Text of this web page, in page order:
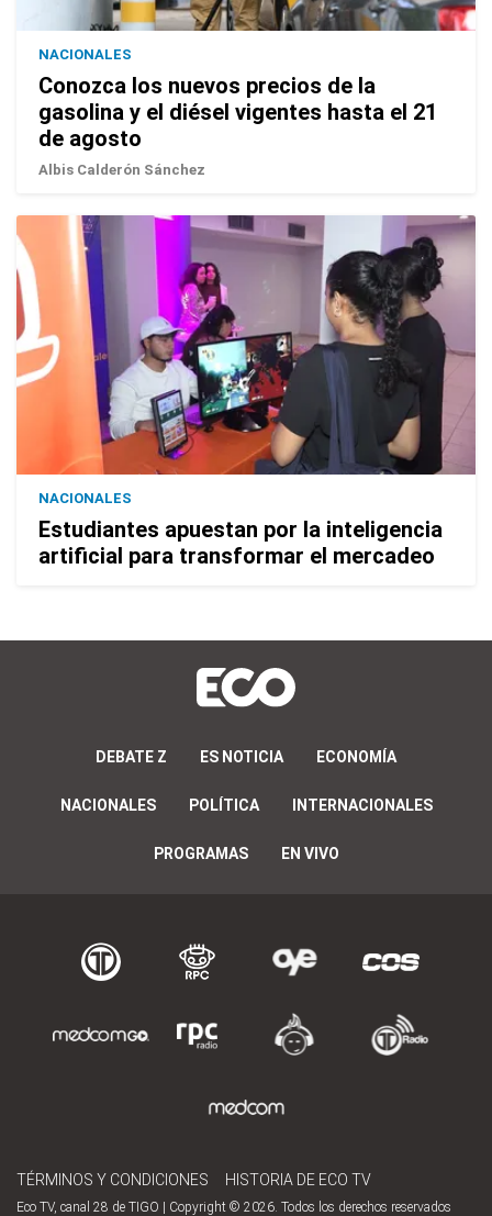
NACIONALES
Conozca los nuevos precios de la
gasolina y el diésel vigentes hasta el 21
de agosto
Albis Calderón Sánchez
NACIONALES
Estudiantes apuestan por la inteligencia
artificial para transformar el mercadeo
DEBATE Z ES NOTICIA ECONOMÍA
NACIONALES POLÍTICA INTERNACIONALES
PROGRAMAS EN VIVO
TÉRMINOS Y CONDICIONES HISTORIA DE ECO TV
Eco TV, canal 28 de TIGO | Copyright © 2026. Todos los derechos reservados